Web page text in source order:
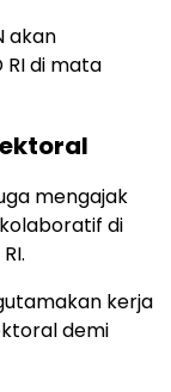
akan
di mata
mengajak
di
kerja
demi